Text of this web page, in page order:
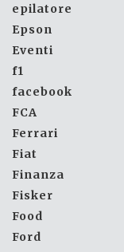
epilatore
Epson
Eventi
f1
facebook
FCA
Ferrari
Fiat
Finanza
Fisker
Food
Ford